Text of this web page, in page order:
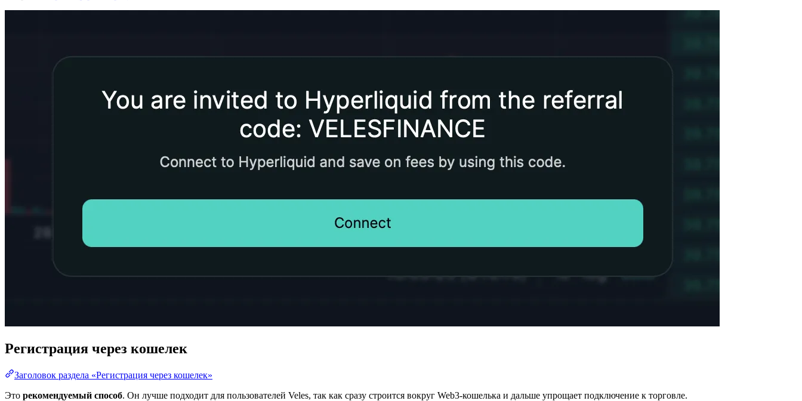
Регистрация через кошелек
Заголовок раздела «Регистрация через кошелек»
Это рекомендуемый способ. Он лучше подходит для пользователей Veles, так как сразу строится вокруг Web3-кошелька и дальше упрощает подключение к торговле.